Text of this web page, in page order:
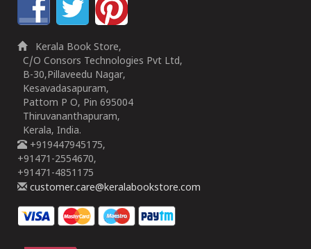
Kerala Book Store,
C/O Consors Technologies Pvt Ltd,
B-30,Pillaveedu Nagar,
Kesavadasapuram,
Pattom P O, Pin 695004
Thiruvananthapuram,
Kerala, India.
+919447945175,
+91471-2554670,
+91471-4851175
customer.care@keralabookstore.com